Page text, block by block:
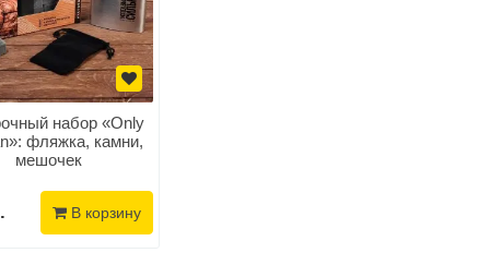
набор «Only
фляжка, камни,
мешочек
В корзину